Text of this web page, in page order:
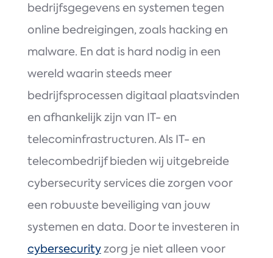
bedrijfsgegevens en systemen tegen
online bedreigingen, zoals hacking en
malware. En dat is hard nodig in een
wereld waarin steeds meer
bedrijfsprocessen digitaal plaatsvinden
en afhankelijk zijn van IT- en
telecominfrastructuren. Als IT- en
telecombedrijf bieden wij uitgebreide
cybersecurity services die zorgen voor
een robuuste beveiliging van jouw
systemen en data. Door te investeren in
cybersecurityzorg je niet alleen voor